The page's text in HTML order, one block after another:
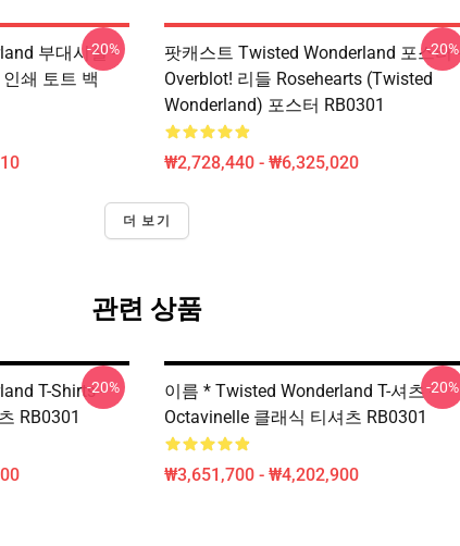
부대시설 -
쇄 토트 백
-20%
팟캐스트 Twisted Wonderland 포스터 -
Overblot! 리들 Rosehearts (Twisted
Wonderland) 포스터 RB0301
₩2,728,440 - ₩6,325,020
-20%
더 보기
관련 상품
T-Shirts -
RB0301
-20%
이름 * Twisted Wonderland T-셔츠 -
Octavinelle 클래식 티셔츠 RB0301
₩3,651,700 - ₩4,202,900
-20%